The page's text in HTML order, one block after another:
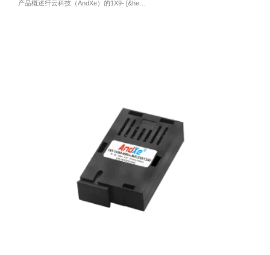
产品概述纤云科技（AndXe）的1X9- [&he…